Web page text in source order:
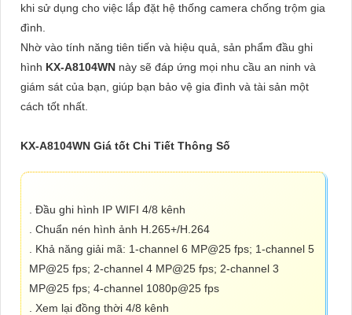
khi sử dụng cho việc lắp đặt hệ thống camera chống trộm gia
đình.
Nhờ vào tính năng tiên tiến và hiệu quả, sản phẩm đầu ghi
hình KX-A8104WN này sẽ đáp ứng mọi nhu cầu an ninh và
giám sát của bạn, giúp bạn bảo vệ gia đình và tài sản một
cách tốt nhất.
KX-A8104WN Giá tốt Chi Tiết Thông Số
. Đầu ghi hình IP WIFI 4/8 kênh
. Chuẩn nén hình ảnh H.265+/H.264
. Khả năng giải mã: 1-channel 6 MP@25 fps; 1-channel 5
MP@25 fps; 2-channel 4 MP@25 fps; 2-channel 3
MP@25 fps; 4-channel 1080p@25 fps
. Xem lại đồng thời 4/8 kênh